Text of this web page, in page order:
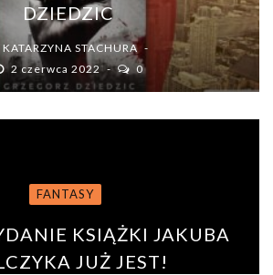
DZIEDZIC
KATARZYNA STACHURA
2 czerwca 2022
0
FANTASY
KSIĄŻKI JAKUBA
JUŻ JEST!